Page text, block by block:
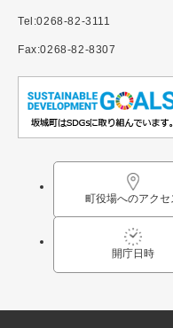
Tel:0268-82-3111
Fax:0268-82-8307
町役場へのアクセ
開庁日時